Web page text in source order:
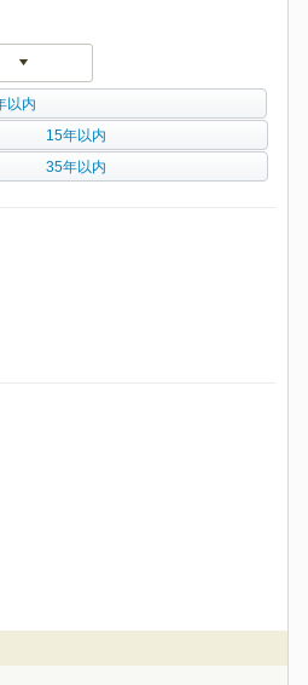
以内
15年以内
35年以内